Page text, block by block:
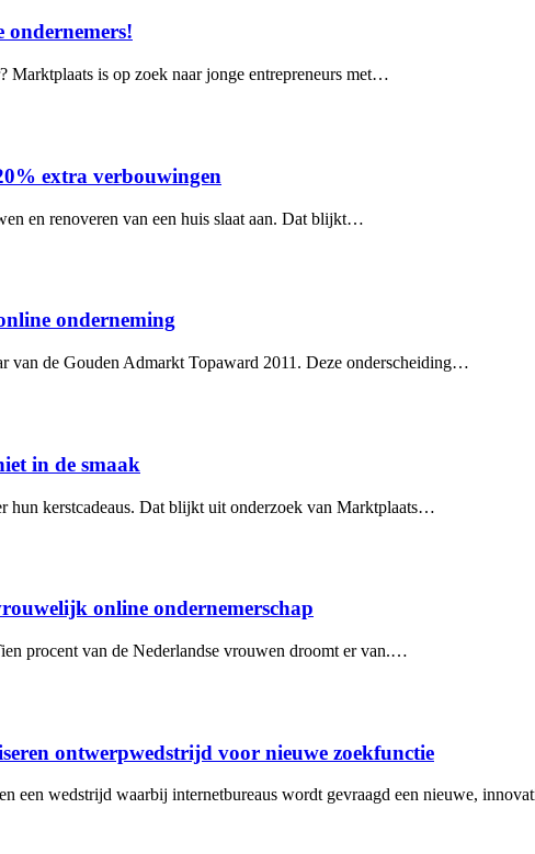
ondernemers!
Marktplaats is op zoek naar jonge entrepreneurs met…
extra verbouwingen
en renoveren van een huis slaat aan. Dat blijkt…
onderneming
van de Gouden Admarkt Topaward 2011. Deze onderscheiding…
in de smaak
hun kerstcadeaus. Dat blijkt uit onderzoek van Marktplaats…
online ondernemerschap
procent van de Nederlandse vrouwen droomt er van.…
ontwerpwedstrijd voor nieuwe zoekfunctie
een wedstrijd waarbij internetbureaus wordt gevraagd een nieuwe,